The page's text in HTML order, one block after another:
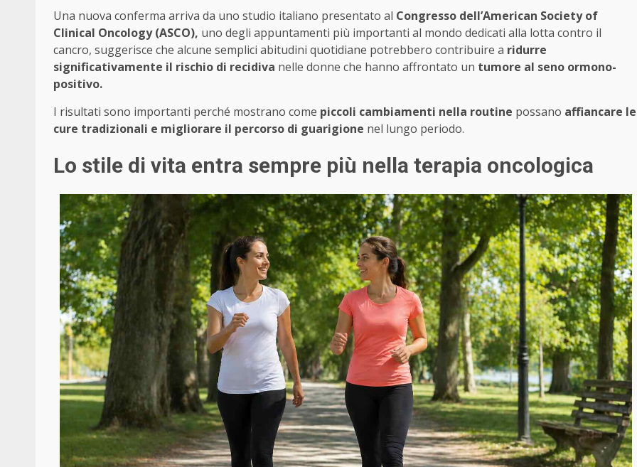
Una nuova conferma arriva da uno studio italiano presentato al Congresso dell’American Society of
Clinical Oncology (ASCO), uno degli appuntamenti più importanti al mondo dedicati alla lotta contro il
cancro, suggerisce che alcune semplici abitudini quotidiane potrebbero contribuire a ridurre
significativamente il rischio di recidiva nelle donne che hanno affrontato un tumore al seno ormono-
positivo.
I risultati sono importanti perché mostrano come piccoli cambiamenti nella routine possano affiancare le
cure tradizionali e migliorare il percorso di guarigione nel lungo periodo.
Lo stile di vita entra sempre più nella terapia oncologica